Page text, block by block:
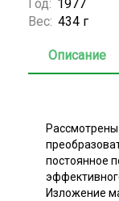
Год: 1977
Вес: 434 г
Описание
постоянное
Изложение